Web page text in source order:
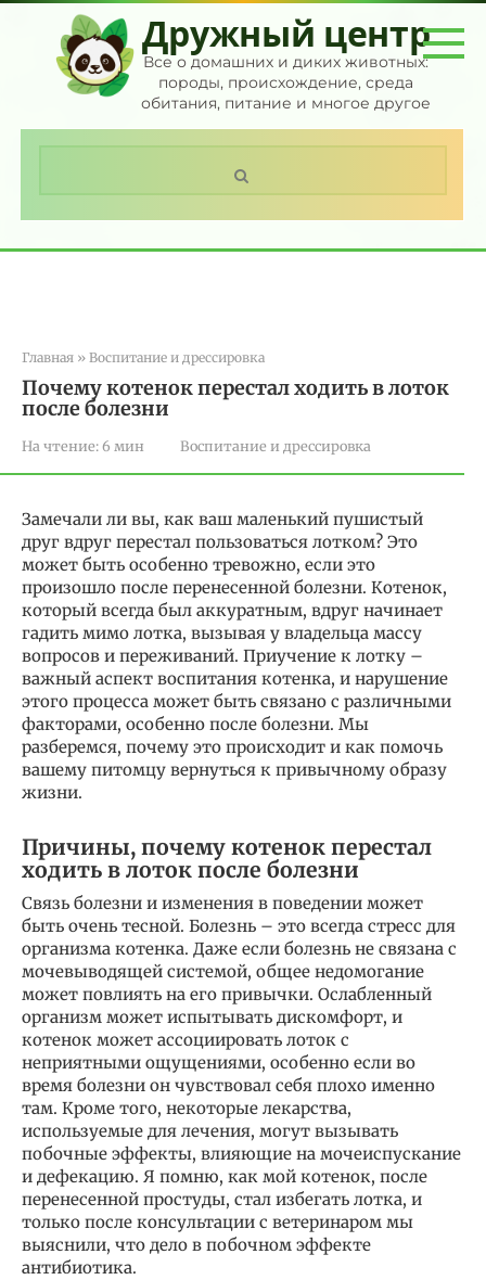
Перейти
контенту
Дружный центр
Все о домашних и диких животных:
породы, происхождение, среда
обитания, питание и многое другое
Главная » Воспитание и дрессировка
Почему котенок перестал ходить в лоток
после болезни
На чтение:6 мин Воспитание и дрессировка
Замечали ли вы, как ваш маленький пушистый
друг вдруг перестал пользоваться лотком? Это
может быть особенно тревожно, если это
произошло после перенесенной болезни. Котенок,
который всегда был аккуратным, вдруг начинает
гадить мимо лотка, вызывая у владельца массу
вопросов и переживаний. Приучение к лотку –
важный аспект воспитания котенка, и нарушение
этого процесса может быть связано с различными
факторами, особенно после болезни. Мы
разберемся, почему это происходит и как помочь
вашему питомцу вернуться к привычному образу
жизни.
Причины, почему котенок перестал
ходить в лоток после болезни
Связь болезни и изменения в поведении может
быть очень тесной. Болезнь – это всегда стресс для
организма котенка. Даже если болезнь не связана с
мочевыводящей системой, общее недомогание
может повлиять на его привычки. Ослабленный
организм может испытывать дискомфорт, и
котенок может ассоциировать лоток с
неприятными ощущениями, особенно если во
время болезни он чувствовал себя плохо именно
там. Кроме того, некоторые лекарства,
используемые для лечения, могут вызывать
побочные эффекты, влияющие на мочеиспускание
и дефекацию. Я помню, как мой котенок, после
перенесенной простуды, стал избегать лотка, и
только после консультации с ветеринаром мы
выяснили, что дело в побочном эффекте
антибиотика.